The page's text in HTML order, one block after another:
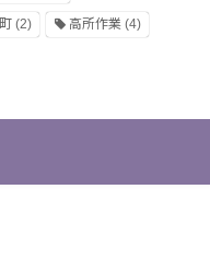
(2) 高所作業(4)